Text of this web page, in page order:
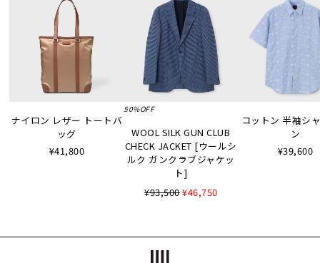
ナイロン レザー トートバ
ッグ
¥41,800
50%OFF
WOOL SILK GUN CLUB
CHECK JACKET [ウールシ
ルク ガンクラブジャケッ
ト]
¥93,500¥46,750
コットン 半袖シ
ン
¥39,600